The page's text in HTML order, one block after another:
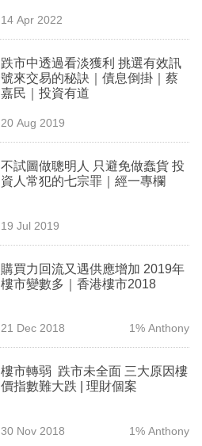
14 Apr 2022
跌市中透過看淡獲利 挑選有效訊
號來交易的秘訣｜債息倒掛｜蔡
嘉民｜投資有道
20 Aug 2019
不試圖做聰明人 只避免做蠢貨 投
資人常犯的七宗罪｜經一專欄
19 Jul 2019
購買力回流又遇供應增加 2019年
樓市變數多｜香港樓市2018
21 Dec 2018 1% Anthony
樓市轉弱 跌市未全面 三大原因樓
價指數難大跌 | 理財個案
30 Nov 2018 1% Anthony